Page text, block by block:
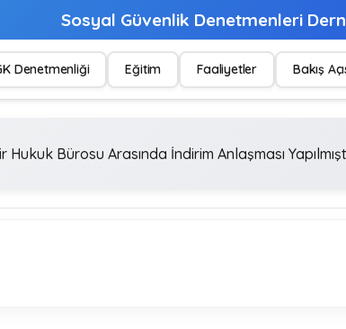
Sosyal Güvenlik Denetmenleri
Denetmenliği Eğitim Faaliyetler Bakış
Bürosu Arasında İndirim Anlaşması